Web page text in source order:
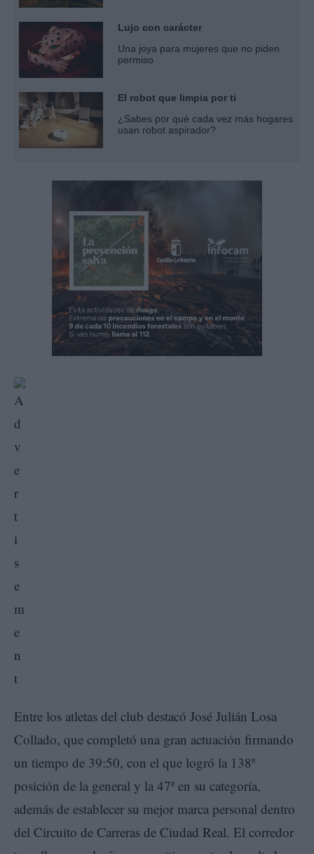
Lujo con carácter
Una joya para mujeres que no piden
permiso
El robot que limpia por ti
¿Sabes por qué cada vez más hogares
usan robot aspirador?
Entre los atletas del club destacó José Julián Losa
Collado, que completó una gran actuación firmando
un tiempo de 39:50, con el que logró la 138ª
posición de la general y la 47ª en su categoría,
además de establecer su mejor marca personal dentro
del Circuito de Carreras de Ciudad Real. El corredor